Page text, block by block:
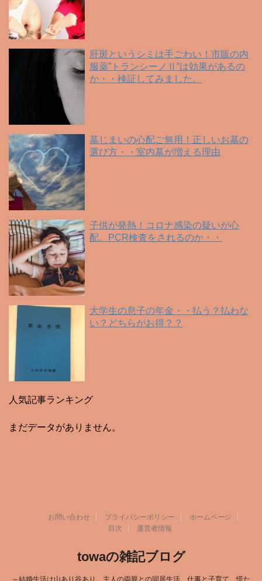
肝斑というシミは手ごわい！市販の内
服薬”トランシーノⅡ”は効果があるの
か・・検証してみました。
墓じまいの心配ご無用！正しいお墓の
選び方・・室内墓が増える理由
子供が発熱！コロナ感染の疑いが心
配。PCR検査をされるのか・・
大学生の息子の年金・・払う？払わな
い？どちらがお得？？
人気記事ランキング
まだデータがありません。
お問い合わせ プライバシーポリシー
ホームページ
目次
運営者情報
towaの雑記ブログ
～結婚生活は山あり谷あり。主人の両親との同居生活、仕事と子育て、慌た